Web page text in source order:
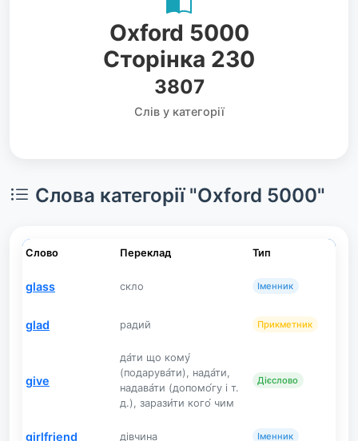
Oxford 5000
Сторінка 230
3807
Слів у категорії
Слова категорії "Oxford 5000"
Слово Переклад Тип
glass скло Іменник
glad радий Прикметник
give
да́ти що кому́
(подарува́ти), нада́ти,
надава́ти (допомо́гу і т.
д.), зарази́ти кого́ чим
Дієслово
girlfriend дівчина Іменник